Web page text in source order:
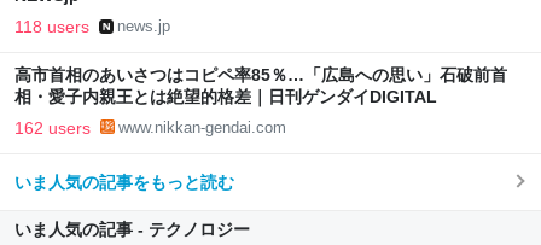
118 users news.jp
高市首相のあいさつはコピペ率85％…「広島への思い」石破前首
相・愛子内親王とは絶望的格差｜日刊ゲンダイDIGITAL
162 users www.nikkan-gendai.com
いま人気の記事をもっと読む
いま人気の記事 - テクノロジー